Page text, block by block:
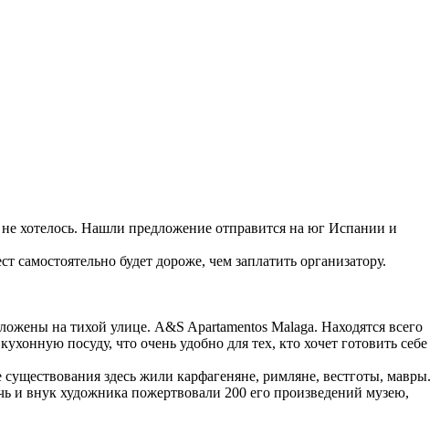
хотелось. Нашли предложение отправится на юг Испании и
будет дороже, чем заплатить организатору.
на тихой улице. A&S Apartamentos Malaga. Находятся всего
посуду, что очень удобно для тех, кто хочет готовить себе
здесь жили карфагеняне, римляне, вестготы, мавры.
и внук художника пожертвовали 200 его произведений музею,